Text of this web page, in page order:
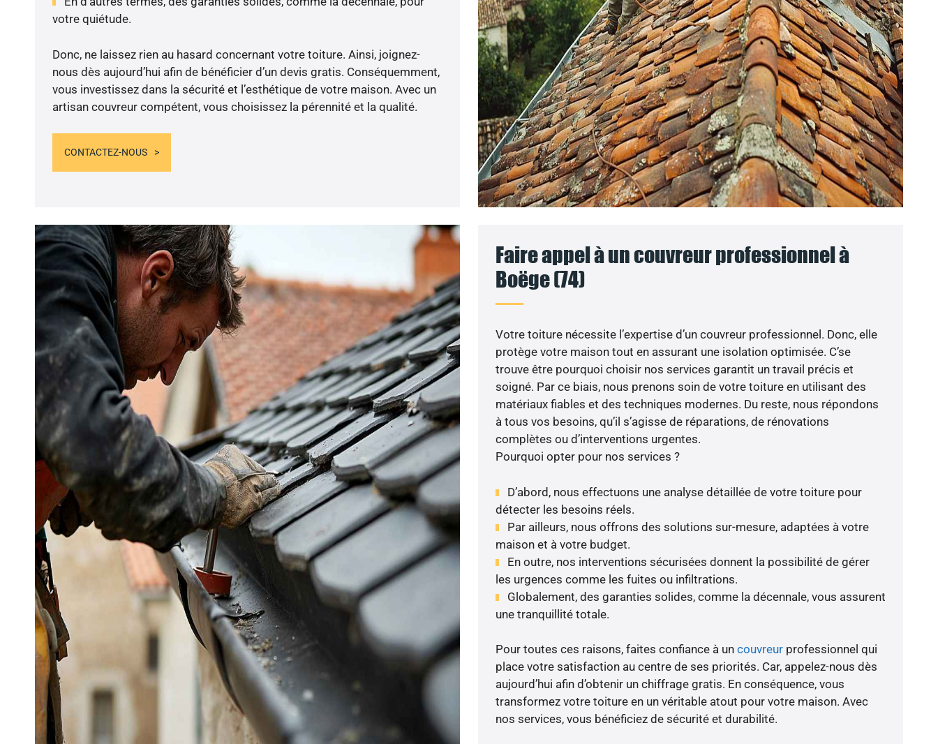
votre quiétude.
Donc, ne laissez rien au hasard concernant votre toiture. Ainsi, joignez-
nous dès aujourd’hui afin de bénéficier d’un devis gratis. Conséquemment,
vous investissez dans la sécurité et l’esthétique de votre maison. Avec un
artisan couvreur compétent, vous choisissez la pérennité et la qualité.
CONTACTEZ-NOUS
Faire appel à un couvreur professionnel à
Boëge (74)
Votre toiture nécessite l’expertise d’un couvreur professionnel. Donc, elle
protège votre maison tout en assurant une isolation optimisée. C’se
trouve être pourquoi choisir nos services garantit un travail précis et
soigné. Par ce biais, nous prenons soin de votre toiture en utilisant des
matériaux fiables et des techniques modernes. Du reste, nous répondons
à tous vos besoins, qu’il s’agisse de réparations, de rénovations
complètes ou d’interventions urgentes.
Pourquoi opter pour nos services ?
D’abord, nous effectuons une analyse détaillée de votre toiture pour
détecter les besoins réels.
Par ailleurs, nous offrons des solutions sur-mesure, adaptées à votre
maison et à votre budget.
En outre, nos interventions sécurisées donnent la possibilité de gérer
les urgences comme les fuites ou infiltrations.
Globalement, des garanties solides, comme la décennale, vous assurent
une tranquillité totale.
Pour toutes ces raisons, faites confiance à un couvreurprofessionnel qui
place votre satisfaction au centre de ses priorités. Car, appelez-nous dès
aujourd’hui afin d’obtenir un chiffrage gratis. En conséquence, vous
transformez votre toiture en un véritable atout pour votre maison. Avec
nos services, vous bénéficiez de sécurité et durabilité.